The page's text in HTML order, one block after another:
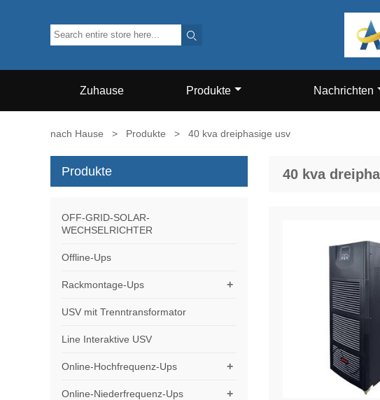

Zuhause Produkte Nachrichten
nach Hause > Produkte > 40 kva dreiphasige usv
40 kva
Produkte
OFF-GRID-SOLAR-
WECHSELRICHTER
Offline-Ups
+
Rackmontage-Ups
USV mit Trenntransformator
Line Interaktive USV
+
Online-Hochfrequenz-Ups
+
Online-Niederfrequenz-Ups